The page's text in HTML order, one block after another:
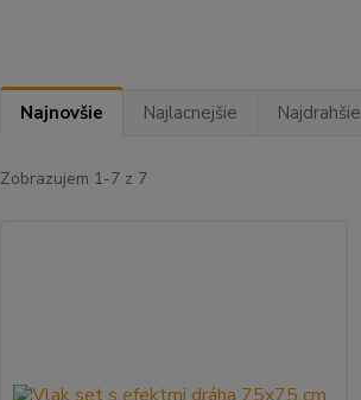
Najnovšie Najlacnejšie Najdrahšie
Zobrazujem 1-7 z 7